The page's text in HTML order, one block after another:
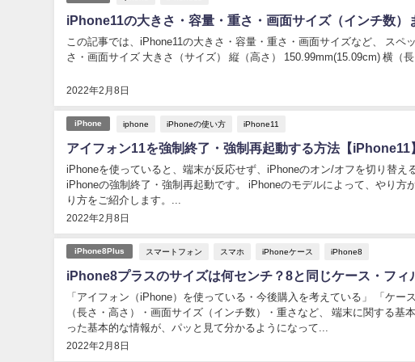
iPhone11の大きさ・容量・重さ・画面サイズ（インチ数）
2022年2月8日
この記事では、iPhone11の大きさ・容量・重さ・画面サイズなど、 スペックに関する情報
iPhone iphone iPhoneの使い方 iPhone11
アイフォン11を強制終了・強制再起動する方法【iPhone11
2022年2月8日
iPhoneを使っていると、端末が反応せず、iPhoneのオン/オフを切り替え
iPhoneの強制終了・強制再起動です。 iPhoneのモデルによって、やり方が違うのですが、この記事では、iPhone11（アイフォン11）の場合のや
り方をご紹介します。...
iPhone8Plus スマートフォン スマホ iPhoneケース iPhone8
iPhone8プラスのサイズは何センチ？8と同じケース・フィ
2022年2月8日
「アイフォン（iPhone）を使っている・今後購入を考えている」 「ケ
（長さ・高さ）・画面サイズ（インチ数）・重さなど、 端末に関する基本的な
った基本的な情報が、パッと見て分かるようになって...